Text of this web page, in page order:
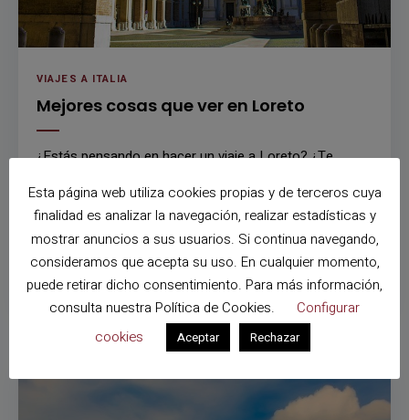
VIAJES A ITALIA
Mejores cosas que ver en Loreto
¿Estás pensando en hacer un viaje a Loreto? ¿Te
sus encantadoras calles? ¿Cuáles son las mejores
cosas que ver en …
LEER MÁS 0 0
Esta página web utiliza cookies propias y de terceros cuya
finalidad es analizar la navegación, realizar estadísticas y
mostrar anuncios a sus usuarios. Si continua navegando,
consideramos que acepta su uso. En cualquier momento,
puede retirar dicho consentimiento. Para más información,
consulta nuestra Política de Cookies.
Configurar
cookies
Aceptar Rechazar